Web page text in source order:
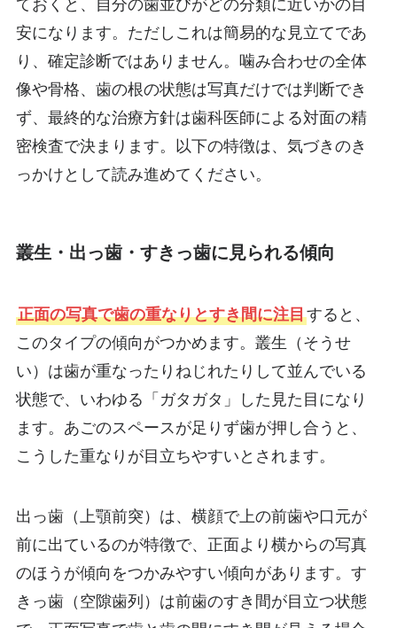
ておくと、自分の歯並びがどの分類に近いかの目
安になります。ただしこれは簡易的な見立てであ
り、確定診断ではありません。噛み合わせの全体
像や骨格、歯の根の状態は写真だけでは判断でき
ず、最終的な治療方針は歯科医師による対面の精
密検査で決まります。以下の特徴は、気づきのき
っかけとして読み進めてください。
叢生・出っ歯・すきっ歯に見られる傾向
正面の写真で歯の重なりとすき間に注目すると、
このタイプの傾向がつかめます。叢生（そうせ
い）は歯が重なったりねじれたりして並んでいる
状態で、いわゆる「ガタガタ」した見た目になり
ます。あごのスペースが足りず歯が押し合うと、
こうした重なりが目立ちやすいとされます。
出っ歯（上顎前突）は、横顔で上の前歯や口元が
前に出ているのが特徴で、正面より横からの写真
のほうが傾向をつかみやすい傾向があります。す
きっ歯（空隙歯列）は前歯のすき間が目立つ状態